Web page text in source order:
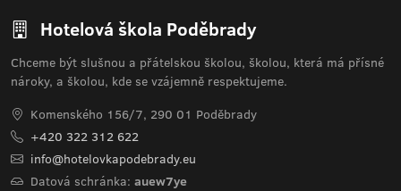
Hotelová škola Poděbrady
Chceme být slušnou a přátelskou školou, školou, která má přísné
nároky, a školou, kde se vzájemně respektujeme.
Komenského 156/7, 290 01 Poděbrady
+420 322 312 622
info@hotelovkapodebrady.eu
Datová schránka: auew7ye